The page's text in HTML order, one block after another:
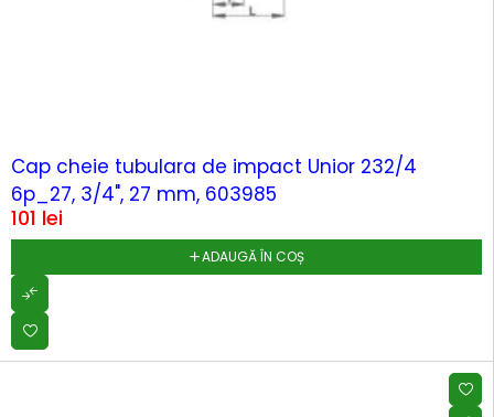
Cap cheie tubulara de impact Unior 232/4
6p_27, 3/4", 27 mm, 603985
101 lei
ADAUGĂ ÎN COȘ